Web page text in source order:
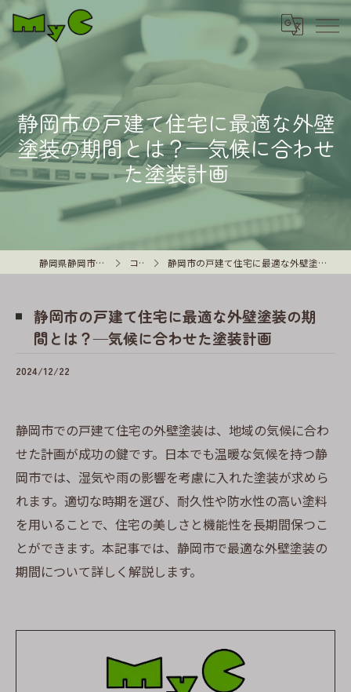
静岡市の戸建て住宅に最適な外壁
塗装の期間とは？—気候に合わせ
た塗装計画
静岡県静岡市の外壁塗装はMyC コラム 静岡市の戸建て住宅に最適な外壁塗装の期間とは？—気候に合わせた塗装計画
静岡市の戸建て住宅に最適な外壁塗装の期
間とは？—気候に合わせた塗装計画
2024/12/22
静岡市での戸建て住宅の外壁塗装は、地域の気候に合わ
せた計画が成功の鍵です。日本でも温暖な気候を持つ静
岡市では、湿気や雨の影響を考慮に入れた塗装が求めら
れます。適切な時期を選び、耐久性や防水性の高い塗料
を用いることで、住宅の美しさと機能性を長期間保つこ
とができます。本記事では、静岡市で最適な外壁塗装の
期間について詳しく解説します。